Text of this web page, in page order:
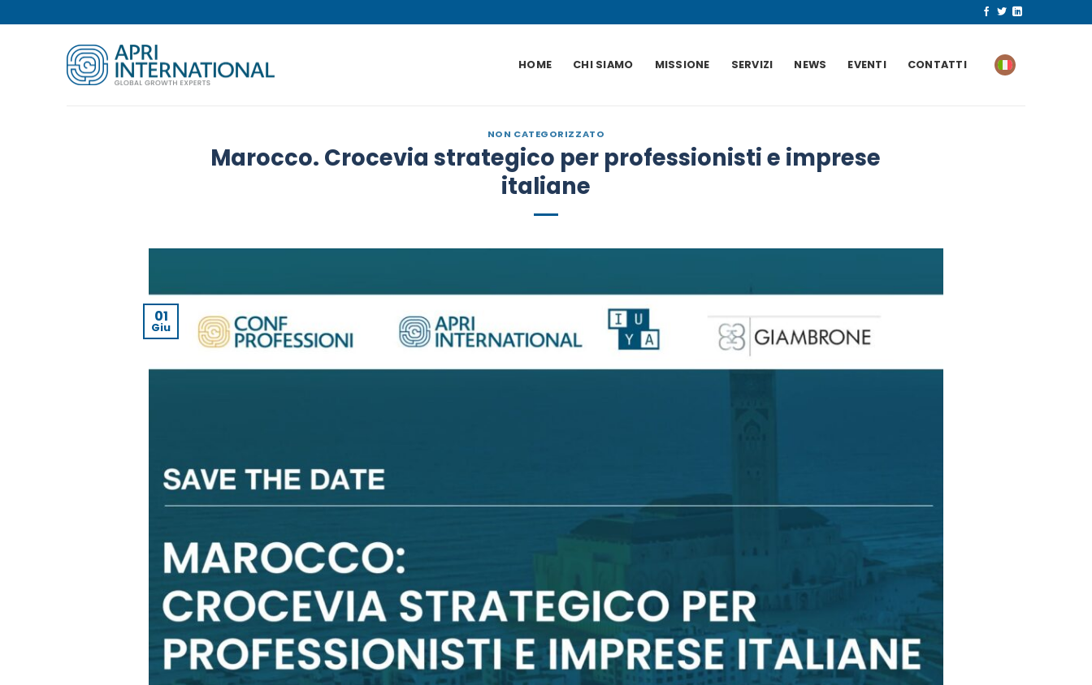
ai
HOME CHI SIAMO MISSIONE SERVIZI NEWS EVENTI CONTATTI
NON CATEGORIZZATO
Marocco. Crocevia strategico per professionisti e imprese
italiane
01
Giu